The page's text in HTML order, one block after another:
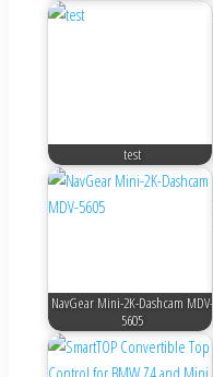
test
NavGear Mini-2K-Dashcam MDV-
5605